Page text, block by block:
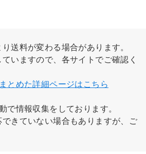
送料が変わる場合があります。
いますので、各サイトでご確認く
とめた詳細ページはこちら
で情報収集をしております。
きていない場合もありますが、ご